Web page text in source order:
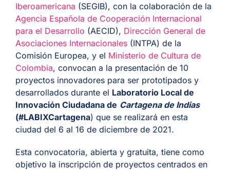
Iberoamericana (SEGIB), con la colaboración de la
Agencia Española de Cooperación Internacional
para el Desarrollo (AECID), Dirección General de
Asociaciones Internacionales (INTPA) de la
Comisión Europea, y el Ministerio de Cultura de
Colombia, convocan a la presentación de 10
proyectos innovadores para ser prototipados y
desarrollados durante el Laboratorio Local de
Innovación Ciudadana de Cartagena de Indias
(#LABIXCartagena) que se realizará en esta
ciudad del 6 al 16 de diciembre de 2021.
Esta convocatoria, abierta y gratuita, tiene como
objetivo la inscripción de proyectos centrados en